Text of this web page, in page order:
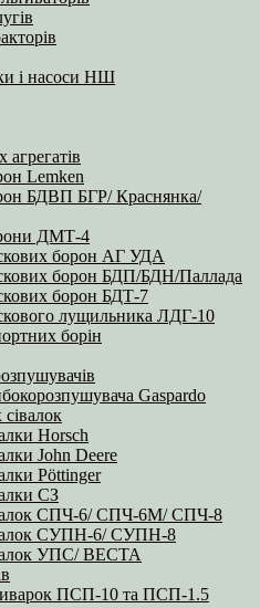
і насоси НШ
Lemken
БДВП БГР/ Краснянка/
ДМТ-4
борон АГ УДА
борон БДП/БДН/Паллада
борон БДТ-7
лущильника ЛДГ-10
борін
Gaspardo
Horsch
John Deere
Pöttinger
СЗ
СПЧ-6/ СПЧ-6М/ СПЧ-8
СУПН-6/ СУПН-8
УПС/ ВЕСТА
ПСП-10 та ПСП-1.5